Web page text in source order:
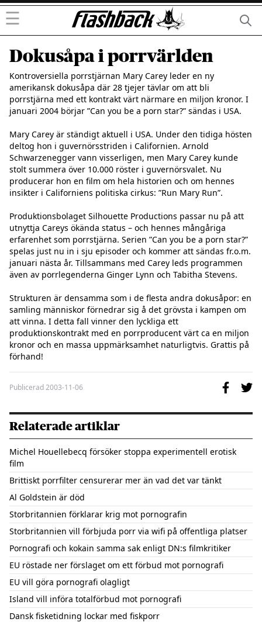
☰
Dokusåpa i porrvärlden
Kontroversiella porrstjärnan Mary Carey leder en ny
amerikansk dokusåpa där 28 tjejer tävlar om att bli
porrstjärna med ett kontrakt värt närmare en miljon kronor. I
januari 2004 börjar ”Can you be a porn star?” sändas i USA.
Mary Carey är ständigt aktuell i USA. Under den tidiga hösten
deltog hon i guvernörsstriden i Californien. Arnold
Schwarzenegger vann visserligen, men Mary Carey kunde
stolt summera över 10.000 röster i guvernörsvalet. Nu
producerar hon en film om hela historien och om hennes
insikter i Californiens politiska cirkus: ”Run Mary Run”.
Produktionsbolaget Silhouette Productions passar nu på att
utnyttja Careys ökända status – och hennes mångåriga
erfarenhet som porrstjärna. Serien ”Can you be a porn star?”
spelas just nu in i sju episoder och kommer att sändas fr.o.m.
januari nästa år. Tillsammans med Carey leds programmen
även av porrlegenderna Ginger Lynn och Tabitha Stevens.
Strukturen är densamma som i de flesta andra dokusåpor: en
samling människor förnedrar sig å det grövsta i kampen om
att vinna. I detta fall vinner den lyckliga ett
produktionskontrakt med en porrproducent värt ca en miljon
kronor och en massa uppmärksamhet naturligtvis. Grattis på
förhand!
Publicerad2003-11-06
Relaterade artiklar
Michel Houellebecq försöker stoppa experimentell erotisk
film
Brittiskt porrfilter censurerar mer än vad det var tänkt
Al Goldstein är död
Storbritannien förklarar krig mot pornografin
Storbritannien vill förbjuda porr via wifi på offentliga platser
Pornografi och kokain samma sak enligt DN:s filmkritiker
EU röstade ner förslaget om ett förbud mot pornografi
EU vill göra pornografi olagligt
Island vill införa totalförbud mot pornografi
Dansk fisketidning lockar med fiskporr